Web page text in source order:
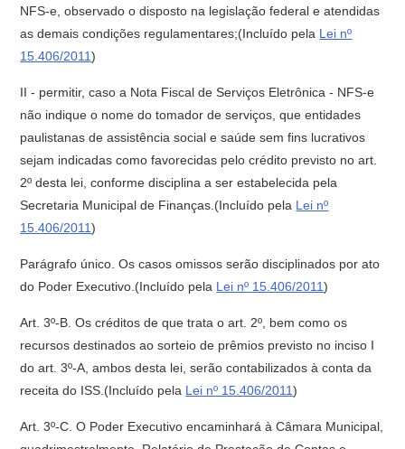
NFS-e, observado o disposto na legislação federal e atendidas
as demais condições regulamentares;(Incluído pela Lei nº
15.406/2011)
II - permitir, caso a Nota Fiscal de Serviços Eletrônica - NFS-e
não indique o nome do tomador de serviços, que entidades
paulistanas de assistência social e saúde sem fins lucrativos
sejam indicadas como favorecidas pelo crédito previsto no art.
2º desta lei, conforme disciplina a ser estabelecida pela
Secretaria Municipal de Finanças.(Incluído pela Lei nº
15.406/2011)
Parágrafo único. Os casos omissos serão disciplinados por ato
do Poder Executivo.(Incluído pela Lei nº 15.406/2011)
Art. 3º-B. Os créditos de que trata o art. 2º, bem como os
recursos destinados ao sorteio de prêmios previsto no inciso I
do art. 3º-A, ambos desta lei, serão contabilizados à conta da
receita do ISS.(Incluído pela Lei nº 15.406/2011)
Art. 3º-C. O Poder Executivo encaminhará à Câmara Municipal,